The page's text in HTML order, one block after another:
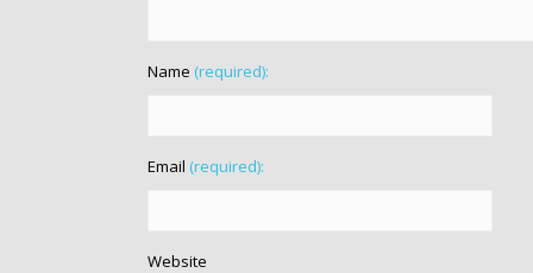
Name (required):
Email (required):
Website